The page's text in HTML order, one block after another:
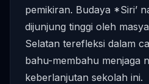
pemikiran. Budaya *Siri’
dijunjung tinggi oleh
Selatan terefleksi dalam
bahu-membahu menjaga
keberlanjutan sekolah ini.